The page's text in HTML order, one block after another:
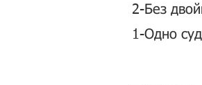
2-Без
1-